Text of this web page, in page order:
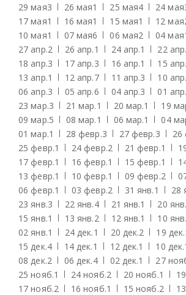
29 мая3 26 мая1 25 мая4 24 мая
17 мая1 16 мая1 15 мая1 12 мая
10 мая1 07 мая6 06 мая2 04 мая
27 апр.2 26 апр.1 24 апр.1 22 апр.
18 апр.3 17 апр.3 16 апр.1 15 апр.
13 апр.1 12 апр.7 11 апр.3 10 апр.
06 апр.3 05 апр.6 04 апр.3 01 апр.
23 мар.3 21 мар.1 20 мар.1 19
09 мар.5 08 мар.1 06 мар.1 04
01 мар.1 28 февр.3 27 февр.3 26
25 февр.1 24 февр.2 21 февр.1
17 февр.1 16 февр.1 15 февр.1
13 февр.1 10 февр.1 09 февр.2
06 февр.1 03 февр.2 31 янв.1 28
23 янв.3 22 янв.4 21 янв.1 20 янв.
15 янв.1 13 янв.2 12 янв.1 10 янв.
02 янв.1 24 дек.1 20 дек.2 19 дек.
15 дек.4 14 дек.1 12 дек.1 10 дек.
08 дек.2 06 дек.4 02 дек.1 27
25 нояб.1 24 нояб.2 20 нояб.1
17 нояб.2 16 нояб.1 15 нояб.2